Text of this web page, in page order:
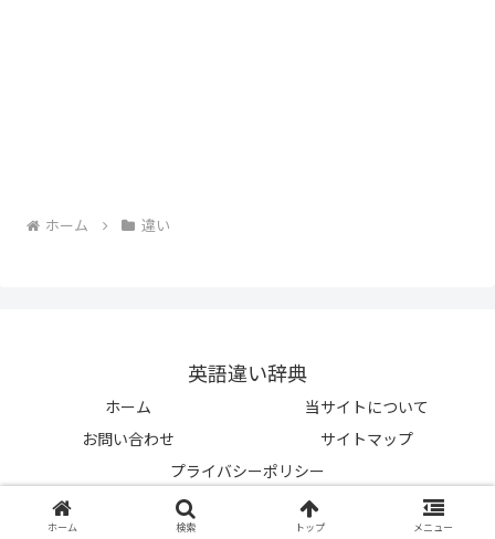
ホーム 違い
英語違い辞典
ホーム
当サイトについて
お問い合わせ
サイトマップ
プライバシーポリシー
© 2023-2026 英語違い辞典.
ホーム 検索 トップ メニュー